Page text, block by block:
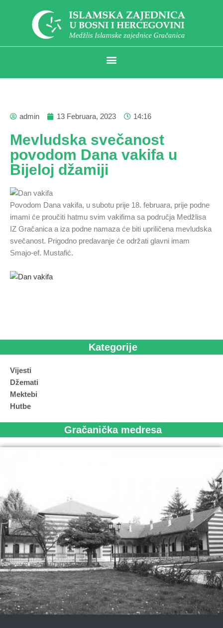
admin 13 Februara, 2023 14:16
Mevludska svečanost
povodom Dana vakifa u
Bijeloj džamiji
Povodom Dana vakifa, u subotu prije 18. februara, prije podne
imami će proučiti hatmu svim vakifima sa područja Medžlisa
IZ Gračanica a iza podne namaza će biti upriličena mevludska
svečanost. Prigodno predavanje će održati glavni imam
Smajo-ef. Mustafić.
Kategorije
Vijesti
Džemati
Mektebi
Hutbe
Gračanička medresa